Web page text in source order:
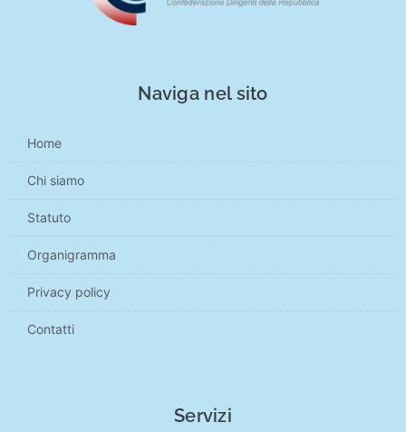
Naviga nel sito
Home
Chi siamo
Statuto
Organigramma
Privacy policy
Contatti
Servizi